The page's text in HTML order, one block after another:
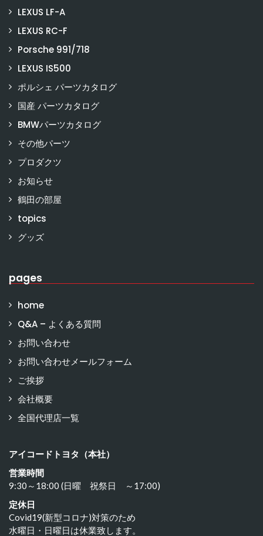
LEXUS LF-A
LEXUS RC-F
Porsche 991/718
LEXUS IS500
ポルシェ パーツカタログ
国産 パーツカタログ
BMWパーツカタログ
その他パーツ
プロダクツ
お知らせ
鶴田の部屋
topics
グッズ
pages
home
Q&A – よくある質問
お問い合わせ
お問い合わせメールフォーム
ご挨拶
会社概要
全国代理店一覧
アイコードトヨタ（本社）
営業時間
9:30～18:00 (日曜 祝祭日 ～17:00)
定休日
Covid19(新型コロナ)対策のため
水曜日・日曜日は休業致します。